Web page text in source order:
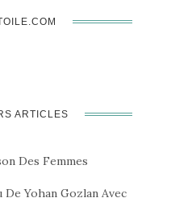
ARTICLES
Des Femmes
Yohan Gozlan Avec